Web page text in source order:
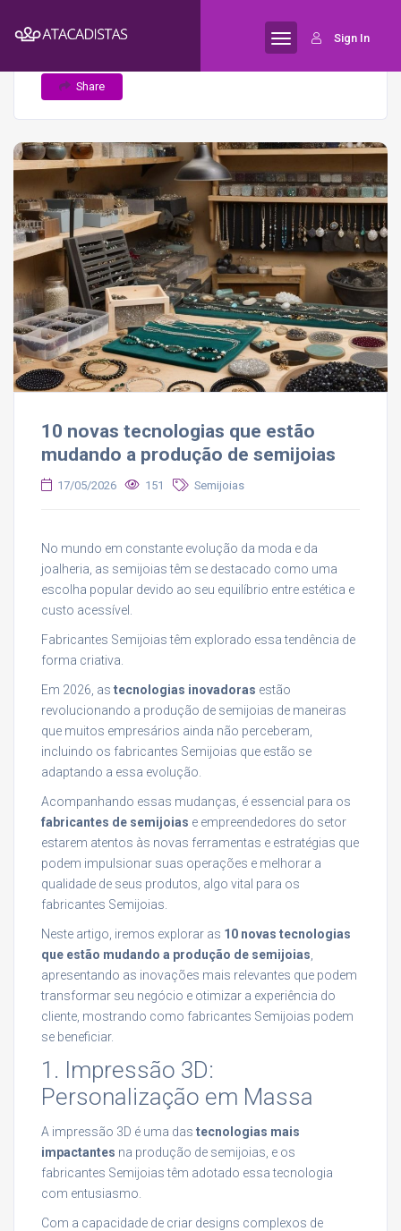
Sign In
Home Semijoias
10 novas tecnologias que estão
Share
10 novas tecnologias que estão
mudando a produção de semijoias
17/05/2026 151 Semijoias
No mundo em constante evolução da moda e da
joalheria, as semijoias têm se destacado como uma
escolha popular devido ao seu equilíbrio entre estética e
custo acessível.
Fabricantes Semijoias têm explorado essa tendência de
forma criativa.
Em 2026, as tecnologias inovadoras estão
revolucionando a produção de semijoias de maneiras
que muitos empresários ainda não perceberam,
incluindo os fabricantes Semijoias que estão se
adaptando a essa evolução.
Acompanhando essas mudanças, é essencial para os
fabricantes de semijoias e empreendedores do setor
estarem atentos às novas ferramentas e estratégias que
podem impulsionar suas operações e melhorar a
qualidade de seus produtos, algo vital para os
fabricantes Semijoias.
Neste artigo, iremos explorar as 10 novas tecnologias
que estão mudando a produção de semijoias
apresentando as inovações mais relevantes que podem
transformar seu negócio e otimizar a experiência do
cliente, mostrando como fabricantes Semijoias podem
se beneficiar.
1. Impressão 3D:
Personalização em Massa
A impressão 3D é uma das tecnologias mais
impactantes na produção de semijoias, e os
fabricantes Semijoias têm adotado essa tecnologia
com entusiasmo.
Com a capacidade de criar designs complexos de